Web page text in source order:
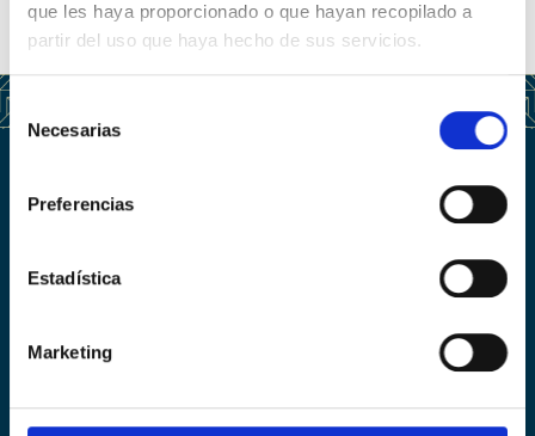
que les haya proporcionado o que hayan recopilado a
partir del uso que haya hecho de sus servicios.
Selección
de Necesarias
Preferencias
Estadística
Marketing